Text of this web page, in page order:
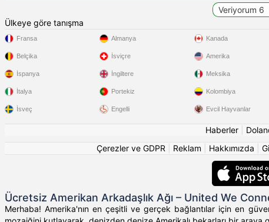
Ülkeye göre tanışma
Fransa
Belçika
İspanya
İtalya
İsveç
Almanya
İsviçre
İngiltere
Portekiz
Engelli
Kanada
Amerika
Meksika
Kolombiya
Evcil Hayvanlar
Haberler
Çerezler ve GDPR
Reklam Hakkımızda
Ücretsiz Amerikan Arkadaşlık Ağı – United We
Merhaba! Amerika'nın en çeşitli ve gerçek bağlantılar için en